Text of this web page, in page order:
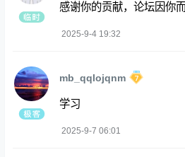
感谢你的贡献，论坛因你而
2025-9-4 19:32
mb_qqlojqnm
学习
2025-9-7 06:01